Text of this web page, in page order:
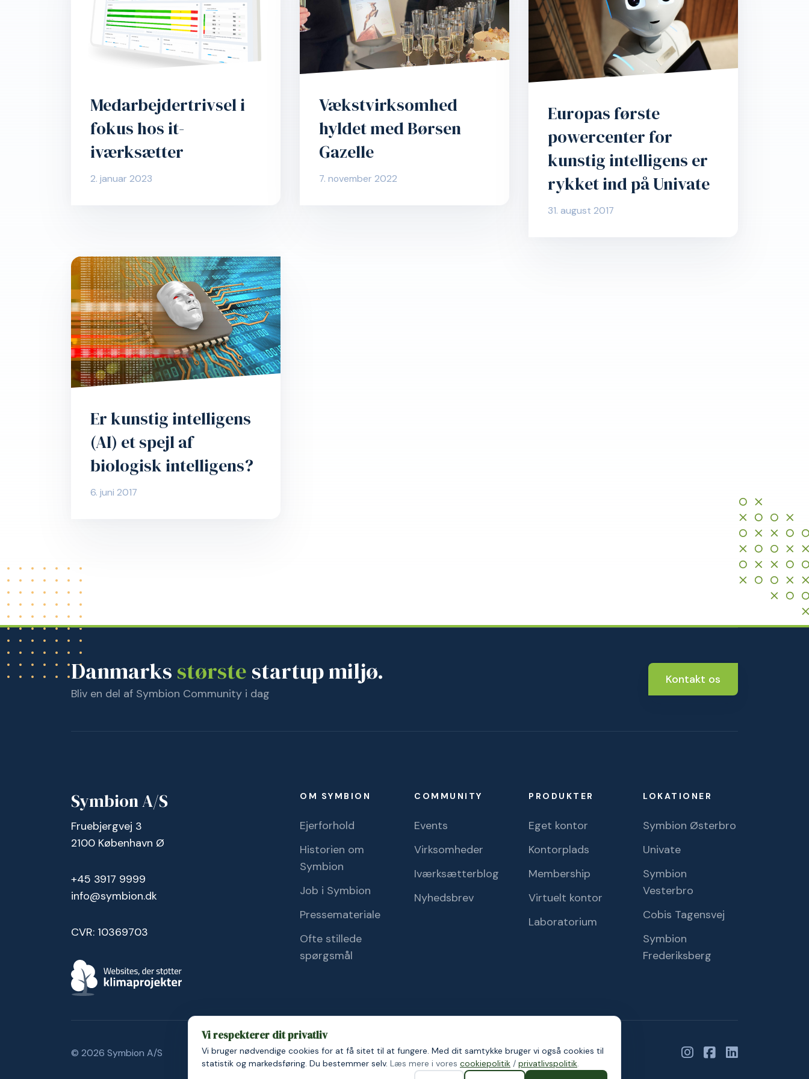
Medarbejdertrivsel i
fokus hos it-
iværksætter
2. januar 2023
Vækstvirksomhed
hyldet med Børsen
Gazelle
7. november 2022
Europas første
powercenter for
kunstig intelligens er
rykket ind på Univate
31. august 2017
Er kunstig intelligens
(AI) et spejl af
biologisk intelligens?
6. juni 2017
Danmarks største startup miljø.
Bliv en del af Symbion Community i dag
Kontakt os
Symbion A/S
Fruebjergvej 3
2100 København Ø
+45 3917 9999
info@symbion.dk
CVR: 10369703
OM SYMBION
Ejerforhold
Historien om
Symbion
Job i Symbion
Pressemateriale
Ofte stillede
spørgsmål
COMMUNITY
Events
Virksomheder
Iværksætterblog
Nyhedsbrev
PRODUKTER
Eget kontor
Kontorplads
Membership
Virtuelt kontor
Laboratorium
LOKATIONER
Symbion Østerbro
Univate
Symbion
Vesterbro
Cobis Tagensvej
Symbion
Frederiksberg
© 2026 Symbion A/S Persondatapolitik Cookiepolitik
Vi respekterer dit privatliv
Vi bruger nødvendige cookies for at få sitet til at fungere. Med dit samtykke bruger vi også cookies til
statistik og markedsføring. Du bestemmer selv. Læs mere i vores cookiepolitik / privatlivspolitik.